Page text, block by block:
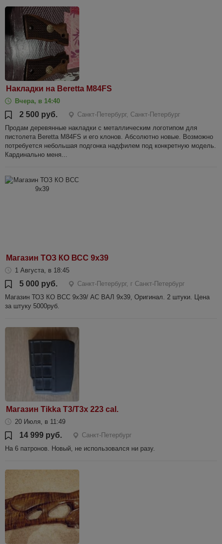
Накладки на Beretta M84FS
Вчера, в 14:40
2 500 руб.
Санкт-Петербург, Санкт-Петербург
Продам деревянные накладки с металлическим логотипом для
пистолета Beretta M84FS и его клонов. Абсолютно новые. Возможно
потребуется небольшая подгонка надфилем под конкретную модель.
Кардинально меня...
Магазин ТОЗ КО ВСС 9х39
1 Августа, в 18:45
5 000 руб.
Санкт-Петербург, г Санкт-Петербург
Магазин ТОЗ КО ВСС 9х39/ АС ВАЛ 9х39, Оригинал. 2 штуки. Цена
за штуку 5000руб.
Магазин Tikka T3/T3x 223 cal.
20 Июля, в 11:49
14 999 руб.
Санкт-Петербург
На 6 патронов. Новый, не использовался ни разу.